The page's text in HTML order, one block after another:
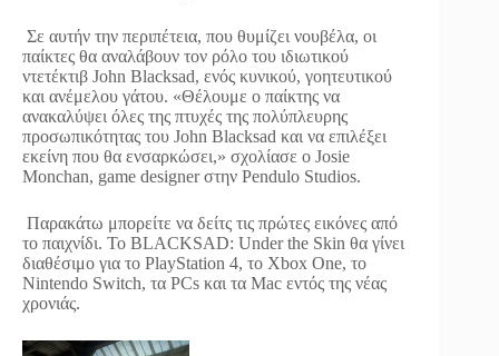
Σε αυτήν την περιπέτεια, που θυμίζει νουβέλα, οι
παίκτες θα αναλάβουν τον ρόλο του ιδιωτικού
ντετέκτιβ John Blacksad, ενός κυνικού, γοητευτικού
και ανέμελου γάτου. «Θέλουμε ο παίκτης να
ανακαλύψει όλες της πτυχές της πολύπλευρης
προσωπικότητας του John Blacksad και να επιλέξει
εκείνη που θα ενσαρκώσει,» σχολίασε ο Josie
Monchan, game designer στην Pendulo Studios.
Παρακάτω μπορείτε να δείτς τις πρώτες εικόνες από
το παιχνίδι. Το BLACKSAD: Under the Skin θα γίνει
διαθέσιμο για το PlayStation 4, το Xbox One, το
Nintendo Switch, τα PCs και τα Mac εντός της νέας
χρονιάς.